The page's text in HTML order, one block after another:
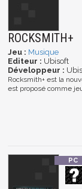
ROCKSMITH+
Jeu : Musique
Editeur : Ubisoft
Développeur :
Rocksmith+ est la
est proposé comme